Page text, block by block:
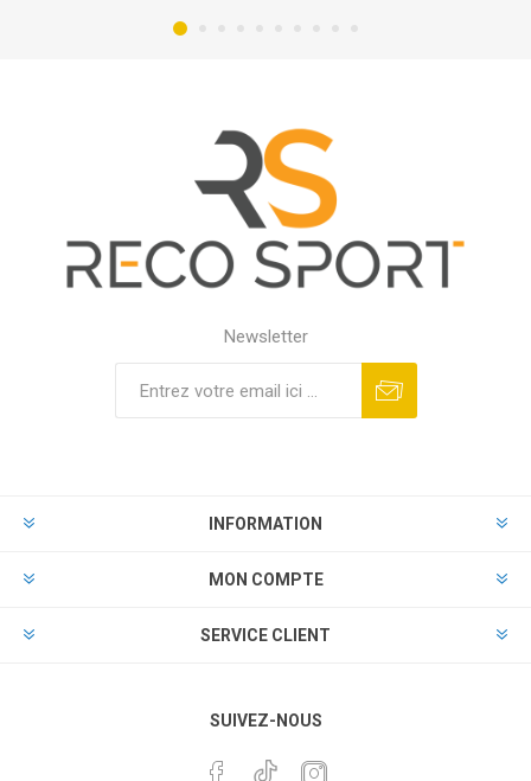
Newsletter
INFORMATION
MON COMPTE
SERVICE CLIENT
SUIVEZ-NOUS